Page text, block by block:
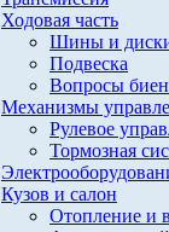
Ходовая часть
Шины и
Подвеска
Вопросы
Механизмы
Рулевое
Тормозная
Кузов и салон
Отопление и